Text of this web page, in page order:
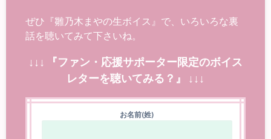
ぜひ『雛乃木まやの生ボイス』で、いろいろな裏
話を聴いてみて下さいね。
↓↓↓ 『ファン・応援サポーター限定のボイス
レターを聴いてみる？』 ↓↓↓
お名前(姓)